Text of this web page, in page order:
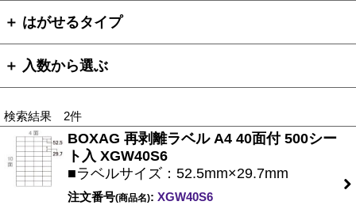
＋ はがせるタイプ
＋ 入数から選ぶ
検索結果 2件
BOXAG 再剥離ラベル A4 40面付 500シー
ト入 XGW40S6
■ラベルサイズ：52.5mm×29.7mm
注文番号(商品名): XGW40S6